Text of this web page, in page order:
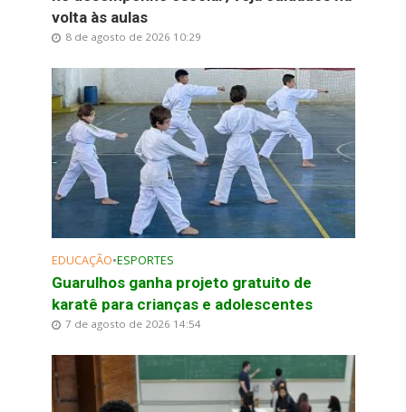
volta às aulas
8 de agosto de 2026 10:29
EDUCAÇÃO•ESPORTES
Guarulhos ganha projeto gratuito de
karatê para crianças e adolescentes
7 de agosto de 2026 14:54